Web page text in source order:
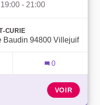
19:00 - 21:00
CURIE
Baudin 94800 Villejuif
0
VOIR